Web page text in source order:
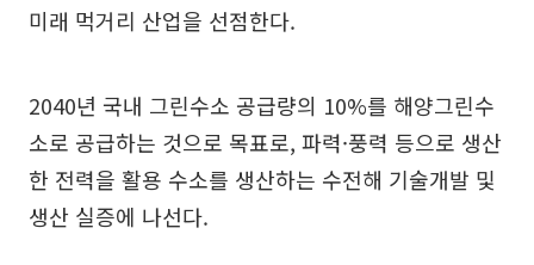
미래 먹거리 산업을 선점한다.
2040년 국내 그린수소 공급량의 10%를 해양그린수
소로 공급하는 것으로 목표로, 파력·풍력 등으로 생산
한 전력을 활용 수소를 생산하는 수전해 기술개발 및
생산 실증에 나선다.